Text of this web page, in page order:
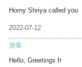
Horny Shriya called you
2022-07-12
游客
Hello, Greetings fr